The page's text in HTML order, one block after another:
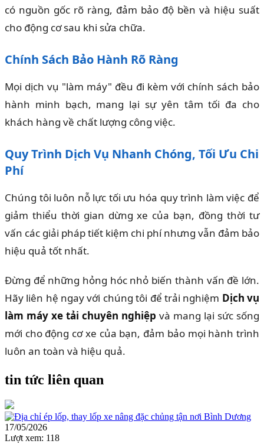
có nguồn gốc rõ ràng, đảm bảo độ bền và hiệu suất
cho động cơ sau khi sửa chữa.
Chính Sách Bảo Hành Rõ Ràng
Mọi dịch vụ "làm máy" đều đi kèm với chính sách bảo
hành minh bạch, mang lại sự yên tâm tối đa cho
khách hàng về chất lượng công việc.
Quy Trình Dịch Vụ Nhanh Chóng, Tối Ưu Chi
Phí
Chúng tôi luôn nỗ lực tối ưu hóa quy trình làm việc để
giảm thiểu thời gian dừng xe của bạn, đồng thời tư
vấn các giải pháp tiết kiệm chi phí nhưng vẫn đảm bảo
hiệu quả tốt nhất.
Đừng để những hỏng hóc nhỏ biến thành vấn đề lớn.
Hãy liên hệ ngay với chúng tôi để trải nghiệm Dịch vụ
làm máy xe tải chuyên nghiệp và mang lại sức sống
mới cho động cơ xe của bạn, đảm bảo mọi hành trình
luôn an toàn và hiệu quả.
tin tức liên quan
17/05/2026
Lượt xem: 118